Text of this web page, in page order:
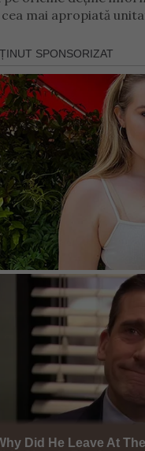
mai apropiată